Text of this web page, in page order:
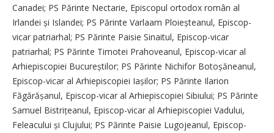
Canadei; PS Părinte Nectarie, Episcopul ortodox român al
Irlandei și Islandei; PS Părinte Varlaam Ploieșteanul, Episcop-
vicar patriarhal; PS Părinte Paisie Sinaitul, Episcop-vicar
patriarhal; PS Părinte Timotei Prahoveanul, Episcop-vicar al
Arhiepiscopiei Bucureștilor; PS Părinte Nichifor Botoșăneanul,
Episcop-vicar al Arhiepiscopiei Iașilor; PS Părinte Ilarion
Făgărășanul, Episcop-vicar al Arhiepiscopiei Sibiului; PS Părinte
Samuel Bistrițeanul, E­piscop-vicar al Arhiepiscopiei Vadului,
Feleacului și Clujului; PS Părinte Paisie Lugojeanul, Episcop-